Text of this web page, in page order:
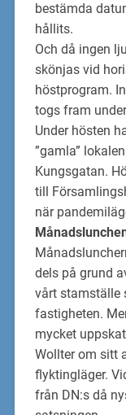
bestämda
hållits.
Och då ingen
skönjas vid
höstprogram.
togs fram
Under hösten
”gamla”
Kungsgatan.
till
när pandemi
Måna
dels på grund
vårt stamställe
fastigheten.
mycket
Wollter om sitt
flyktingläger.
från DN:s då